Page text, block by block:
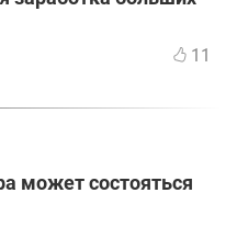
11
может состояться